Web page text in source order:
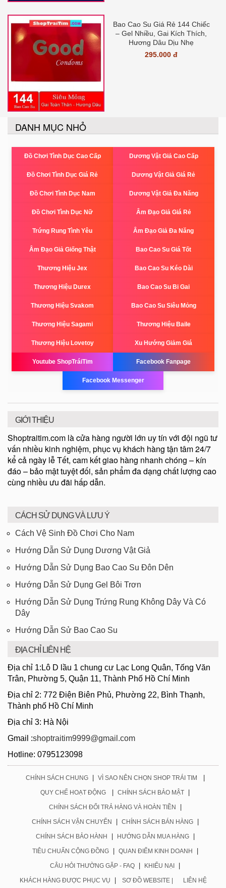
Bao Cao Su Giá Rẻ 144 Chiếc
– Gel Nhiều, Gai Kích Thích,
Hương Dâu Dịu Nhẹ
295.000 đ
DANH MỤC NHỎ
Đồ Chơi Tình Dục Cao Cấp Dương Vật Giả Cao Cấp
Đồ Chơi Tình Dục Giá Rẻ Dương Vật Giả Giá Rẻ
Đồ Chơi Tình Dục Nam Dương Vật Giả Đa Năng
Đồ Chơi Tình Dục Nữ Âm Đạo Giả Giá Rẻ
Trứng Rung Tình Yêu Âm Đạo Giả Đa Năng
Âm Đạo Giả Giống Thật Bao Cao Su Giá Tốt
Thương Hiệu Jex Bao Cao Su Kéo Dài
Thương Hiệu Durex Bao Cao Su Bi Gai
Thương Hiệu Svakom Bao Cao Su Siêu Mỏng
Thương Hiệu Sagami Thương Hiệu Baile
Thương Hiệu Lovetoy Xu Hướng Giảm Giá
Youtube ShopTráiTim Facebook Fanpage
Facebook Messenger
GIỚI THIỆU
Shoptraitim.com là cửa hàng người lớn uy tín với đội ngũ tư
vấn nhiều kinh nghiệm, phục vụ khách hàng tận tâm 24/7
kể cả ngày lễ Tết, cam kết giao hàng nhanh chóng – kín
đáo – bảo mật tuyệt đối, sản phẩm đa dạng chất lượng cao
cùng nhiều ưu đãi hấp dẫn.
CÁCH SỬ DỤNG VÀ LƯU Ý
Cách Vệ Sinh Đồ Chơi Cho Nam
Hướng Dẫn Sử Dụng Dương Vật Giả
Hướng Dẫn Sử Dụng Bao Cao Su Đôn Dên
Hướng Dẫn Sử Dụng Gel Bôi Trơn
Hướng Dẫn Sử Dụng Trứng Rung Không Dây Và Có
Dây
Hướng Dẫn Sử Bao Cao Su
ĐỊA CHỈ LIÊN HỆ
Địa chỉ 1:Lô D lầu 1 chung cư Lạc Long Quân, Tống Văn
Trân, Phường 5, Quận 11, Thành Phố Hồ Chí Minh
Địa chỉ 2: 772 Điện Biên Phủ, Phường 22, Bình Thạnh,
Thành phố Hồ Chí Minh
Địa chỉ 3: Hà Nội
Gmail :shoptraitim9999@gmail.com
Hotline: 0795123098
CHÍNH SÁCH CHUNG | VÌ SAO NÊN CHỌN SHOP TRÁI TIM |
QUY CHẾ HOẠT ĐỘNG | CHÍNH SÁCH BẢO MẬT |
CHÍNH SÁCH ĐỔI TRẢ HÀNG VÀ HOÀN TIỀN |
CHÍNH SÁCH VẬN CHUYỂN | CHÍNH SÁCH BÁN HÀNG |
CHÍNH SÁCH BẢO HÀNH | HƯỚNG DẪN MUA HÀNG |
TIÊU CHUẨN CỘNG ĐỒNG | QUAN ĐIỂM KINH DOANH |
CÂU HỎI THƯỜNG GẶP - FAQ | KHIẾU NẠI |
KHÁCH HÀNG ĐƯỢC PHỤC VỤ | SƠ ĐỒ WEBSITE | LIÊN HỆ